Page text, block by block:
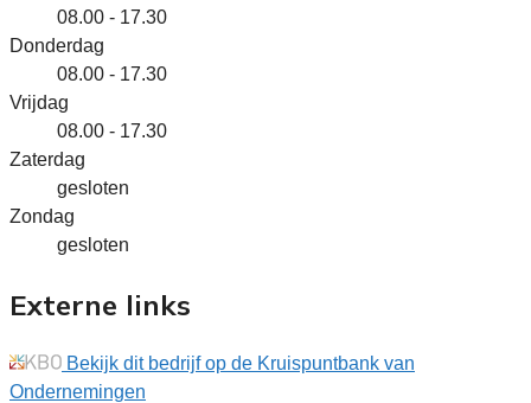
08.00 - 17.30
Donderdag
08.00 - 17.30
Vrijdag
08.00 - 17.30
Zaterdag
gesloten
Zondag
gesloten
Externe links
Bekijk dit bedrijf op de Kruispuntbank van
Ondernemingen